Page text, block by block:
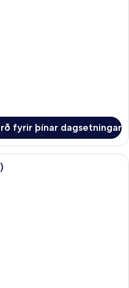
fyrir þínar dagsetningar
af bestu gerð, míníbar,